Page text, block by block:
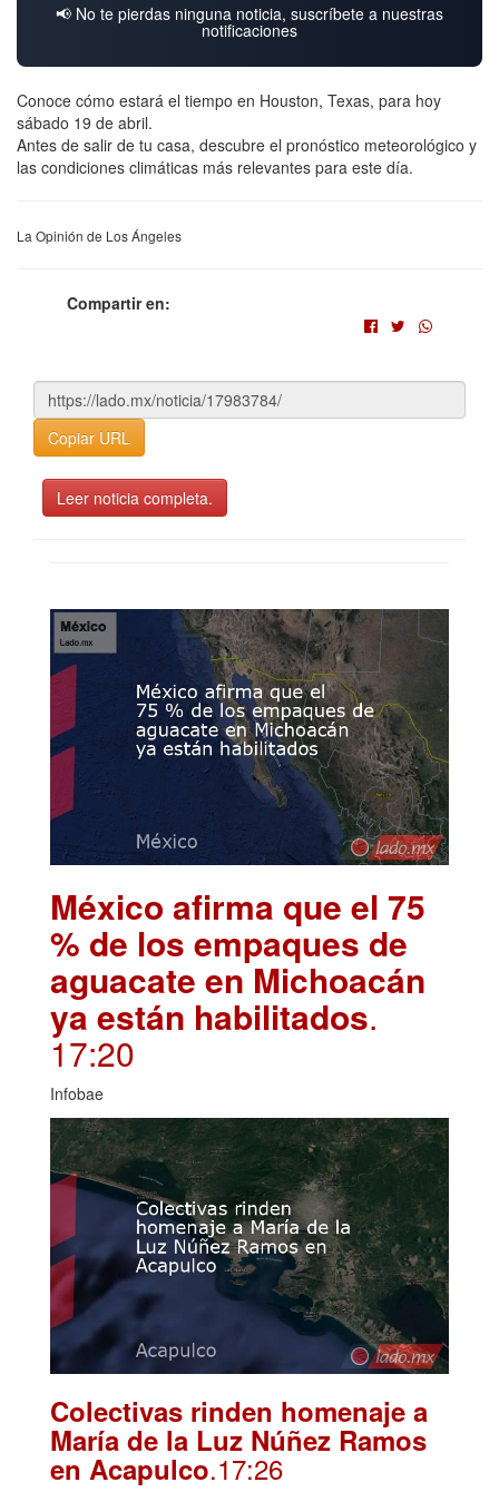
📢 No te pierdas ninguna noticia, suscríbete a nuestras
notificaciones
Conoce cómo estará el tiempo en Houston, Texas, para hoy
sábado 19 de abril.
Antes de salir de tu casa, descubre el pronóstico meteorológico y
las condiciones climáticas más relevantes para este día.
La Opinión de Los Ángeles
Compartir en:
Copiar URL
Leer noticia completa.
México afirma que el 75
% de los empaques de
aguacate en Michoacán
ya están habilitados.
17:20
Infobae
Colectivas rinden homenaje a
María de la Luz Núñez Ramos
en Acapulco.17:26